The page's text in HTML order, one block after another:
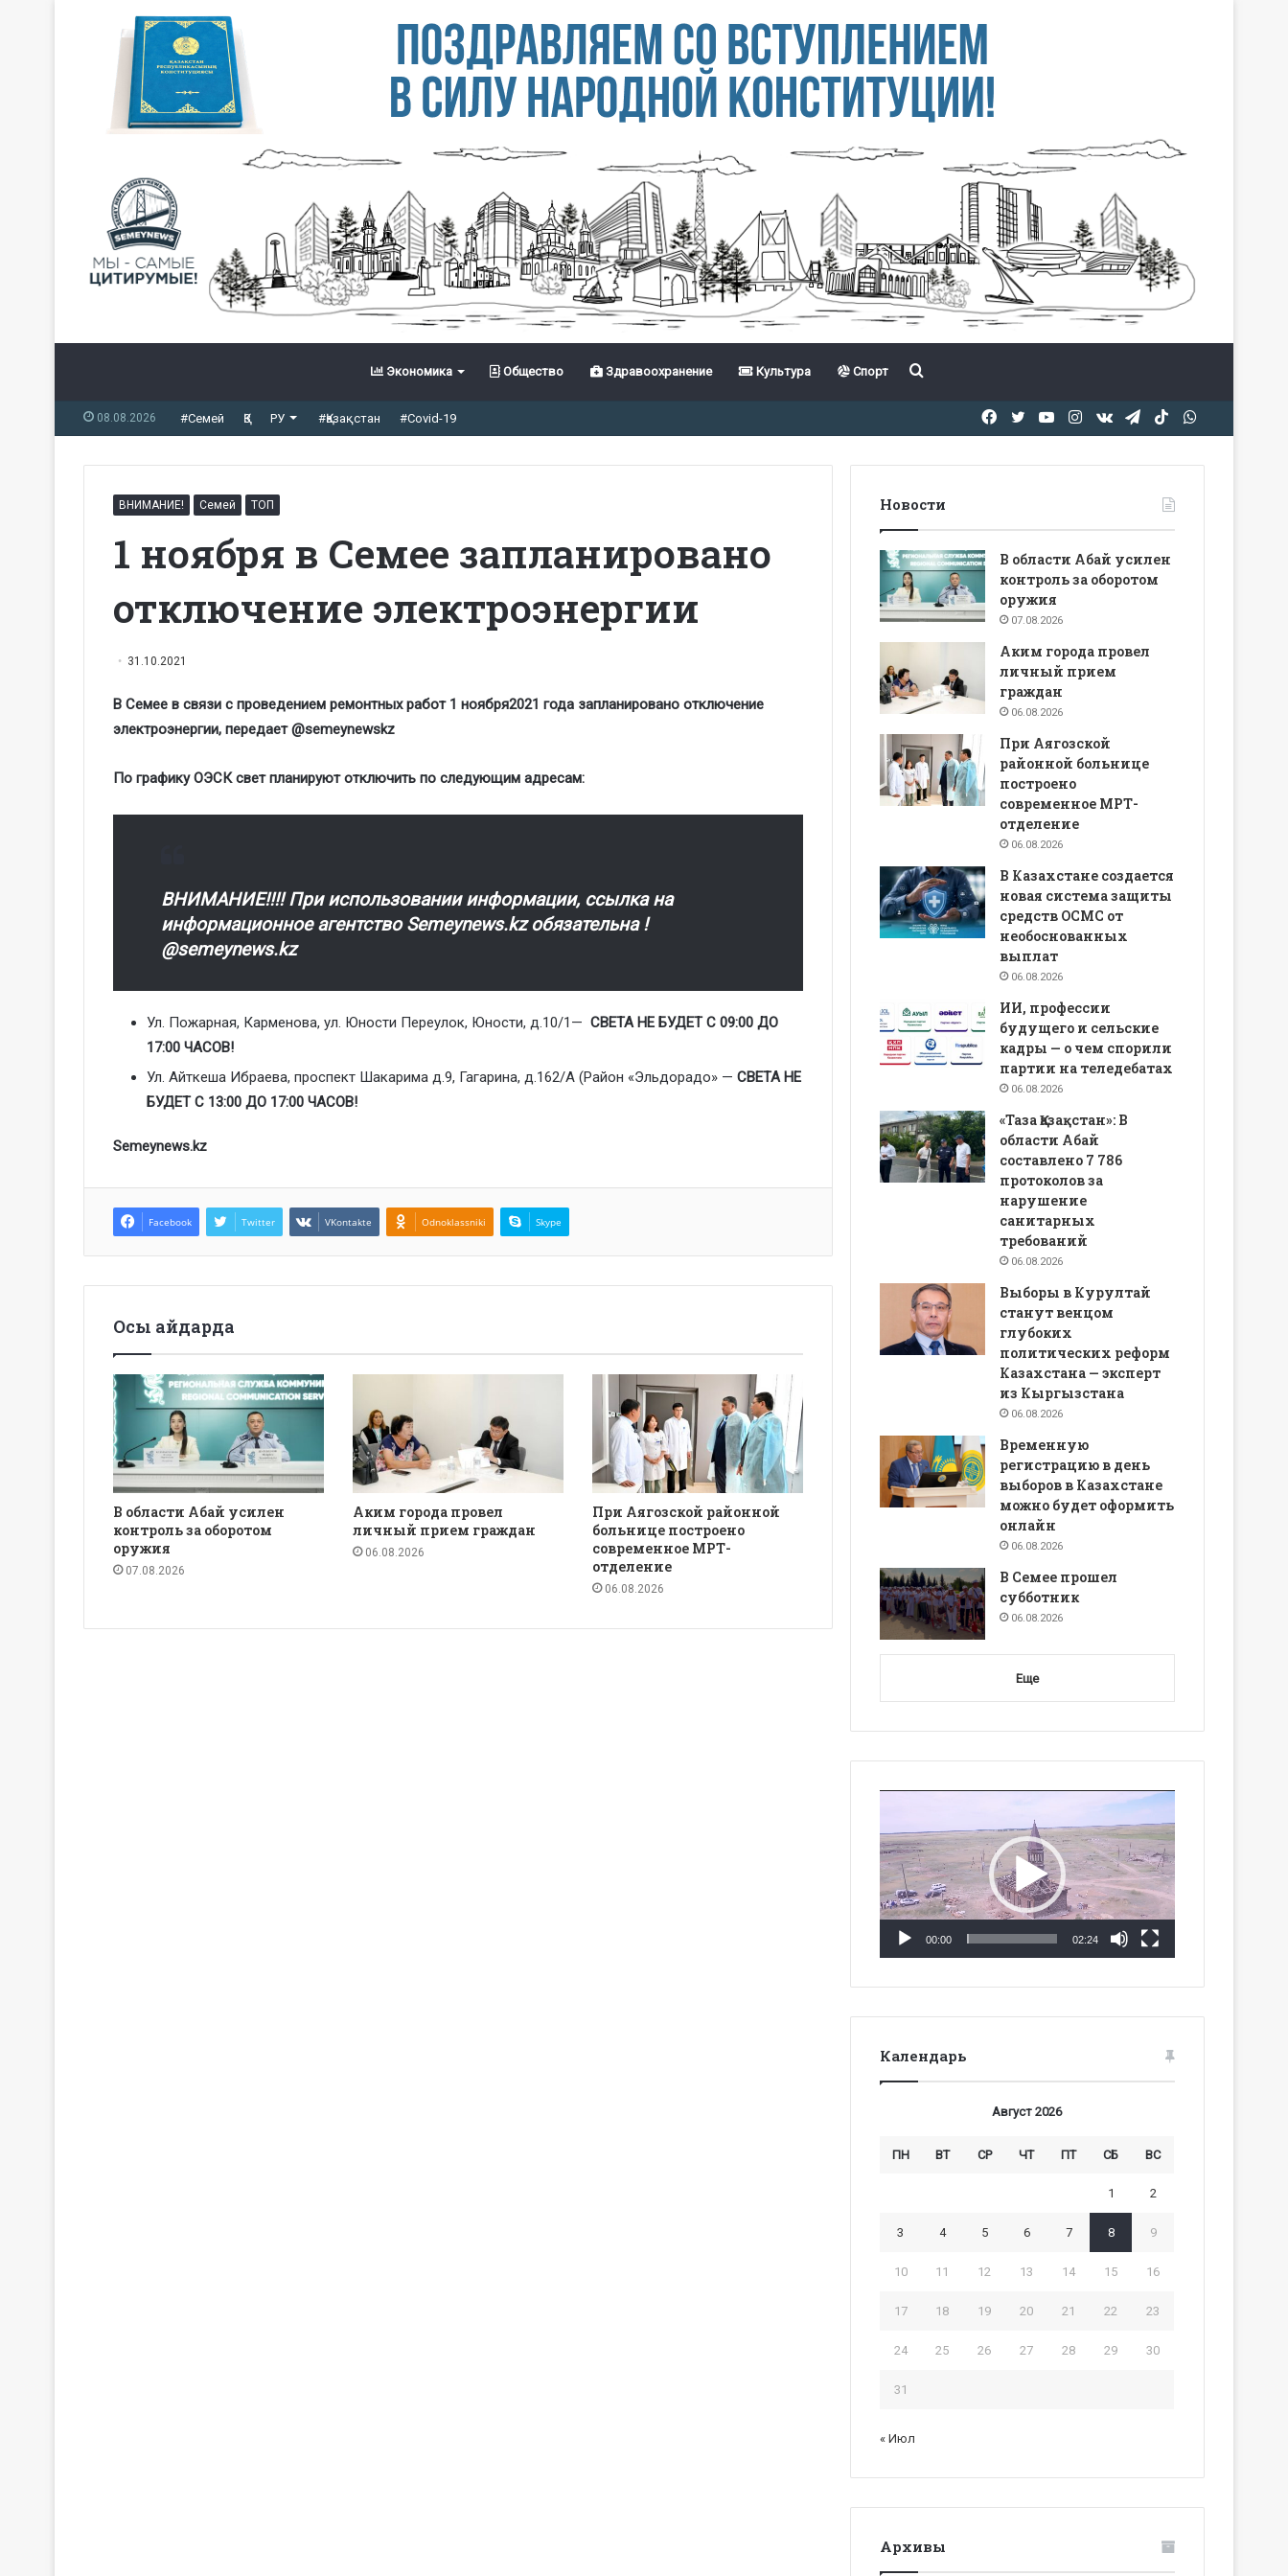
Экономика Общество Здравоохранение Культура Спорт Іздеу
08.08.2026 #Семей ҚЗ РУ #Қазақстан #Covid-19 TikTok
Telegram
vk.com
Instagram
YouTube
Twitter
Facebook
ВНИМАНИЕ! Семей ТОП
1 ноября в Семее запланировано
отключение электроэнергии
31.10.2021
В Семее в связи с проведением ремонтных работ 1 ноября2021 года запланировано отключение
электроэнергии, передает @sеmeynewskz
По графику ОЭСК свет планируют отключить по следующим адресам:
ВНИМАНИЕ!!!! При использовании информации, ссылка на
информационное агентство Semeynews.kz обязательна !
@semeynews.kz
Ул. Пожарная, Карменова, ул. Юности Переулок, Юности, д.10/1— СВЕТА НЕ БУДЕТ С 09:00 ДО
17:00 ЧАСОВ!
Ул. Айткеша Ибраева, проспект Шакарима д.9, Гагарина, д.162/А (Район «Эльдорадо» — СВЕТА НЕ
БУДЕТ С 13:00 ДО 17:00 ЧАСОВ!
Semeynews.kz
Facebook Twitter VKontakte Odnoklassniki Skype
Осы айдарда
В области Абай усилен
контроль за оборотом
оружия
07.08.2026
Аким города провел
личный прием граждан
06.08.2026
При Аягозской районной
больнице построено
современное МРТ-
отделение
06.08.2026
Новости
В области Абай усилен
контроль за оборотом
оружия
07.08.2026
Аким города провел
личный прием
граждан
06.08.2026
При Аягозской
районной больнице
построено
современное МРТ-
отделение
06.08.2026
В Казахстане создается
новая система защиты
средств ОСМС от
необоснованных
выплат
06.08.2026
ИИ, профессии
будущего и сельские
кадры — о чем спорили
партии на теледебатах
06.08.2026
«Таза Қазақстан»: В
области Абай
составлено 7 786
протоколов за
нарушение
санитарных
требований
06.08.2026
Выборы в Курултай
станут венцом
глубоких
политических реформ
Казахстана — эксперт
из Кыргызстана
06.08.2026
Временную
регистрацию в день
выборов в Казахстане
можно будет оформить
онлайн
06.08.2026
В Семее прошел
субботник
06.08.2026
Еще
00:00 02:24
Календарь
Август 2026
ПН ВТ СР ЧТ ПТ СБ ВС
1 2
3 4 5 6 7 8 9
10 11 12 13 14 15 16
17 18 19 20 21 22 23
24 25 26 27 28 29 30
31
« Июл
Архивы